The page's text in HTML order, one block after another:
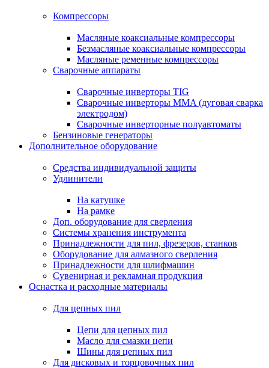
Компрессоры
Масляные коаксиальные компрессоры
Безмасляные коаксиальные компрессоры
Масляные ременные компрессоры
Сварочные аппараты
Сварочные инверторы TIG
Сварочные инверторы MMA (дуговая сварка
электродом)
Сварочные инверторные полуавтоматы
Бензиновые генераторы
Дополнительное оборудование
Средства индивидуальной защиты
Удлинители
На катушке
На рамке
Доп. оборудование для сверления
Системы хранения инструмента
Принадлежности для пил, фрезеров, станков
Оборудование для алмазного сверления
Принадлежности для шлифмашин
Сувенирная и рекламная продукция
Оснастка и расходные материалы
Для цепных пил
Цепи для цепных пил
Масло для смазки цепи
Шины для цепных пил
Для дисковых и торцовочных пил